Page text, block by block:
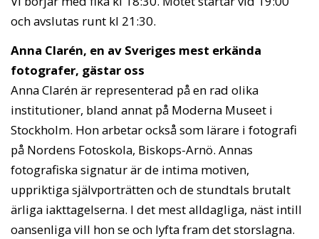
och avslutas runt kl 21:30.
Anna Clarén, en av Sveriges mest erkända
fotografer, gästar oss
Anna Clarén är representerad på en rad olika
institutioner, bland annat på Moderna Museet i
Stockholm. Hon arbetar också som lärare i fotografi
på Nordens Fotoskola, Biskops-Arnö. Annas
fotografiska signatur är de intima motiven,
uppriktiga självporträtten och de stundtals brutalt
ärliga iakttagelserna. I det mest alldagliga, näst intill
oansenliga vill hon se och lyfta fram det storslagna.